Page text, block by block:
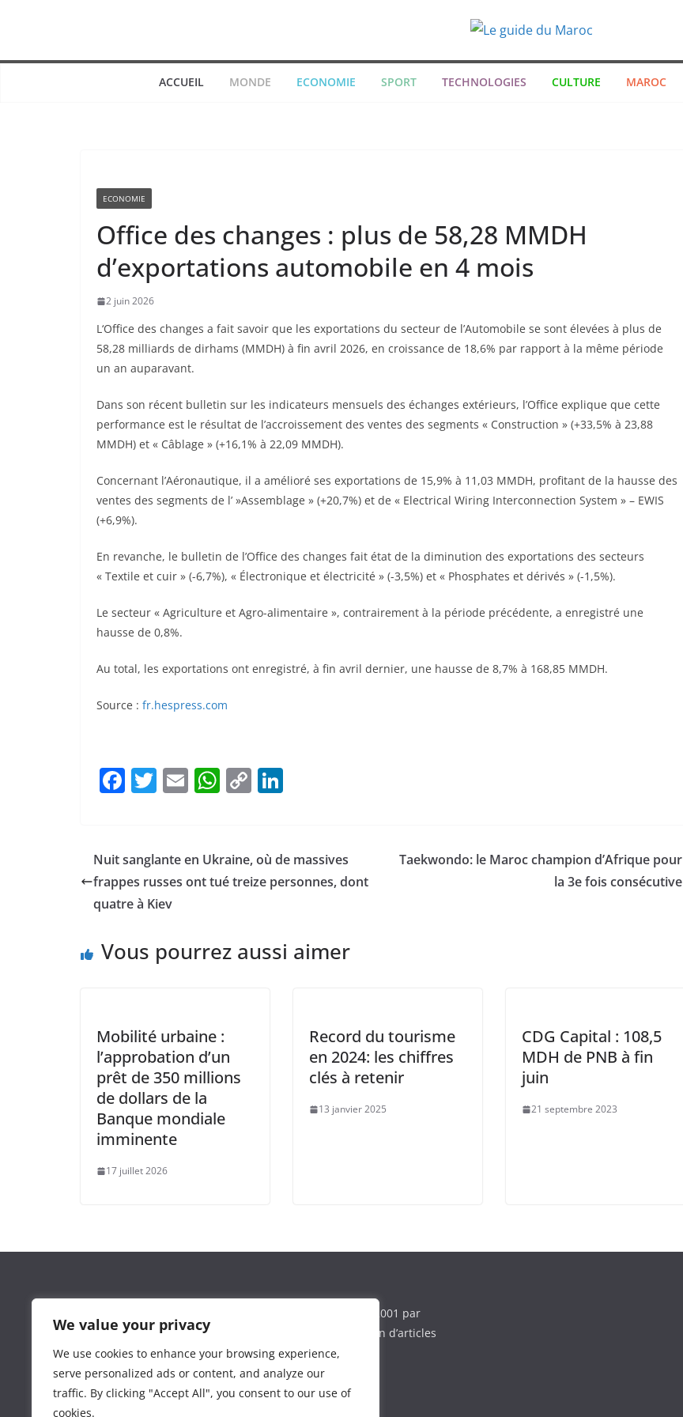
We value your privacy
We use cookies to enhance your browsing experience,
serve personalized ads or content, and analyze our
traffic. By clicking "Accept All", you consent to our use of
cookies.
ACCUEIL MONDE ECONOMIE SPORT TECHNOLOGIES CULTURE MAROC
ECONOMIE
Office des changes : plus de 58,28 MMDH
d’exportations automobile en 4 mois
2 juin 2026
L‘Office des changes a fait savoir que les exportations du secteur de l’Automobile se sont élevées à plus de
58,28 milliards de dirhams (MMDH) à fin avril 2026, en croissance de 18,6% par rapport à la même période
un an auparavant.
Dans son récent bulletin sur les indicateurs mensuels des échanges extérieurs, l’Office explique que cette
performance est le résultat de l’accroissement des ventes des segments « Construction » (+33,5% à 23,88
MMDH) et « Câblage » (+16,1% à 22,09 MMDH).
Concernant l’Aéronautique, il a amélioré ses exportations de 15,9% à 11,03 MMDH, profitant de la hausse des
ventes des segments de l’ »Assemblage » (+20,7%) et de « Electrical Wiring Interconnection System » – EWIS
(+6,9%).
En revanche, le bulletin de l’Office des changes fait état de la diminution des exportations des secteurs
« Textile et cuir » (-6,7%), « Électronique et électricité » (-3,5%) et « Phosphates et dérivés » (-1,5%).
Le secteur « Agriculture et Agro-alimentaire », contrairement à la période précédente, a enregistré une
hausse de 0,8%.
Au total, les exportations ont enregistré, à fin avril dernier, une hausse de 8,7% à 168,85 MMDH.
Source : fr.hespress.com
F
e
b
o
k
T
er
E
l
W
s
A
C
y
Li
e
dI
Nuit sanglante en Ukraine, où de massives
frappes russes ont tué treize personnes, dont
quatre à Kiev
Taekwondo: le Maroc champion d’Afrique pour
la 3e fois consécutive
Vous pourrez aussi aimer
Mobilité urbaine :
l’approbation d’un
prêt de 350 millions
de dollars de la
Banque mondiale
imminente
17 juillet 2026
Record du tourisme
en 2024: les chiffres
clés à retenir
13 janvier 2025
CDG Capital : 108,5
MDH de PNB à fin
juin
21 septembre 2023
Leguide.ma est un site d’information marocain crée en 2001 par
l’agence3wdev.ma dans le but de proposer une sélection d’articles
d’actualité et de conseil de calibre.